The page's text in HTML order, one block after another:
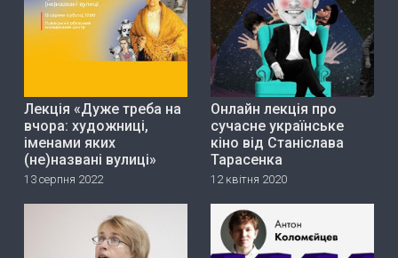
Лекція «Дуже треба на
вчора: художниці,
іменами яких
(не)названі вулиці»
13 серпня 2022
Онлайн лекція про
сучасне українське
кіно від Станіслава
Тарасенка
12 квітня 2020